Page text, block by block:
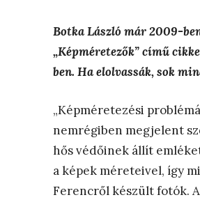
Botka László már 2009-
„Képméretezők” című
ben. Ha elolvassák, sok
„Képméretezési
nemrégiben megjelent
hős védőinek állít
a képek méreteivel, így
Ferencről készült fotók.